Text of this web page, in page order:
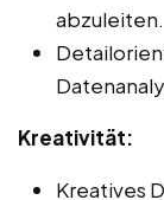
abzuleiten.
Kreativität:
Kreatives